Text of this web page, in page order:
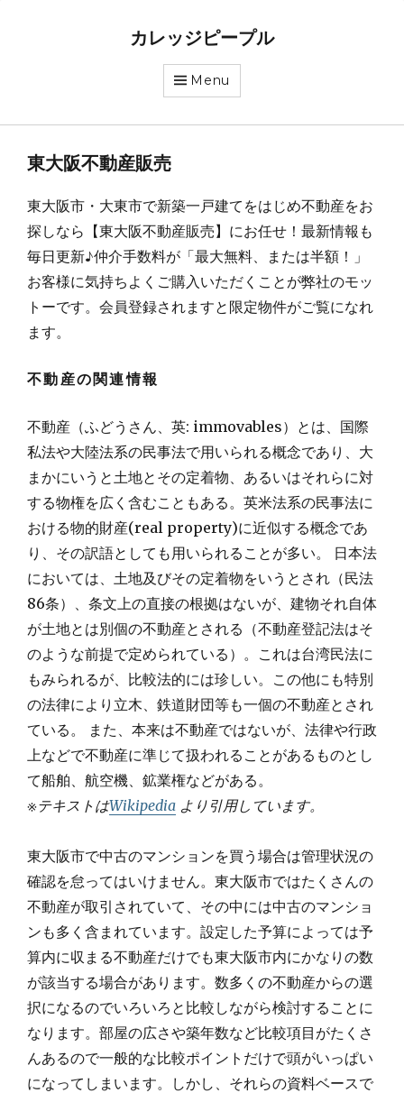
カレッジピープル
Menu
東大阪不動産販売
東大阪市・大東市で新築一戸建てをはじめ不動産をお
探しなら【東大阪不動産販売】にお任せ！最新情報も
毎日更新♪仲介手数料が「最大無料、または半額！」
お客様に気持ちよくご購入いただくことが弊社のモッ
トーです。会員登録されますと限定物件がご覧になれ
ます。
不動産の関連情報
不動産（ふどうさん、英: immovables）とは、国際
私法や大陸法系の民事法で用いられる概念であり、大
まかにいうと土地とその定着物、あるいはそれらに対
する物権を広く含むこともある。英米法系の民事法に
おける物的財産(real property)に近似する概念であ
り、その訳語としても用いられることが多い。 日本法
においては、土地及びその定着物をいうとされ（民法
86条）、条文上の直接の根拠はないが、建物それ自体
が土地とは別個の不動産とされる（不動産登記法はそ
のような前提で定められている）。これは台湾民法に
もみられるが、比較法的には珍しい。この他にも特別
の法律により立木、鉄道財団等も一個の不動産とされ
ている。 また、本来は不動産ではないが、法律や行政
上などで不動産に準じて扱われることがあるものとし
て船舶、航空機、鉱業権などがある。
※テキストはWikipedia より引用しています。
東大阪市で中古のマンションを買う場合は管理状況の
確認を怠ってはいけません。東大阪市ではたくさんの
不動産が取引されていて、その中には中古のマンショ
ンも多く含まれています。設定した予算によっては予
算内に収まる不動産だけでも東大阪市内にかなりの数
が該当する場合があります。数多くの不動産からの選
択になるのでいろいろと比較しながら検討することに
なります。部屋の広さや築年数など比較項目がたくさ
んあるので一般的な比較ポイントだけで頭がいっぱい
になってしまいます。しかし、それらの資料ベースで